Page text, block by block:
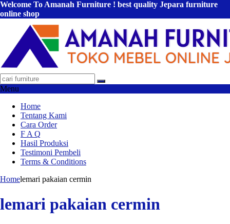
Welcome To Amanah Furniture ! best quality Jepara furniture
online shop
Menu
Home
Tentang Kami
Cara Order
F A Q
Hasil Produksi
Testimoni Pembeli
Terms & Conditions
Homelemari pakaian cermin
lemari pakaian cermin